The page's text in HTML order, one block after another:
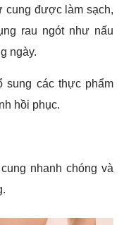
cung được làm sạch,
rau ngót như nấu
ngày.
sung các thực phẩm
hồi phục.
nhanh chóng và